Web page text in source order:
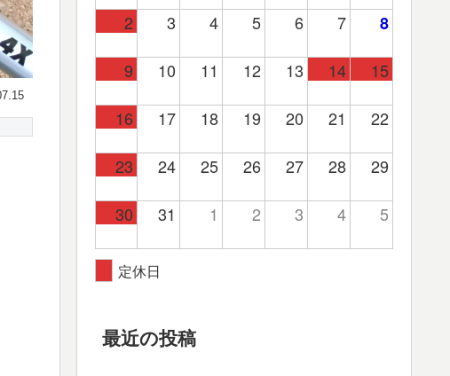
2 3 4 5 6 7 8
9 10 11 12 13 14 15
16 17 18 19 20 21 22
23 24 25 26 27 28 29
30 31 1 2 3 4 5
定休日
最近の投稿